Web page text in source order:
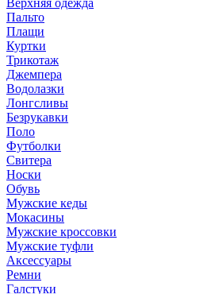
Верхняя одежда
Пальто
Плащи
Куртки
Трикотаж
Джемпера
Водолазки
Лонгсливы
Безрукавки
Поло
Футболки
Свитера
Носки
Обувь
Мужские кеды
Мокасины
Мужские кроссовки
Мужские туфли
Аксессуары
Ремни
Галстуки